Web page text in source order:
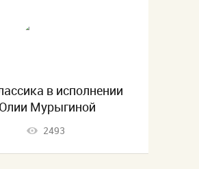
в исполнении
Мурыгиной
2493